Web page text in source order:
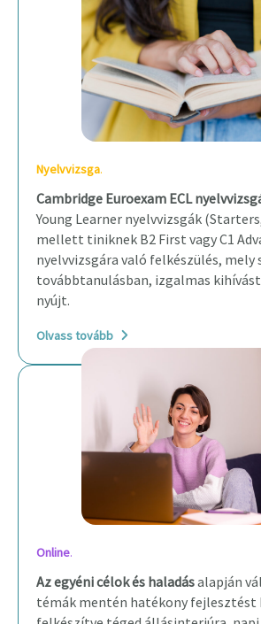
Nyelvvizsga.
Cambridge Euroexam ECL
Young Learner nyelvvizsgák
mellett tiniknek B2 First vagy C1
nyelvvizsgára való felkészülés, mely
továbbtanulásban, izgalmas
nyújt.
Olvass tovább
Online.
Az egyéni célok és haladásalapján
témák mentén hatékony